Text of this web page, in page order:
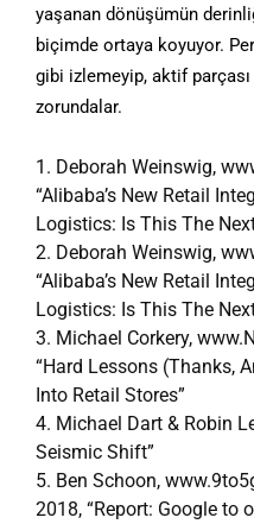
yaşanan dönüşümün derinliği
biçimde ortaya koyuyor.
gibi izlemeyip, aktif
zorundalar.
1. Deborah Weinswig,
“Alibaba’s New Retail
Logistics: Is This The
2. Deborah Weinswig,
“Alibaba’s New Retail
Logistics: Is This The
3. Michael Corkery,
“Hard Lessons (Thanks,
Into Retail Stores”
4. Michael Dart & Robin
Seismic Shift”
5. Ben Schoon,
2018, “Report: Google to